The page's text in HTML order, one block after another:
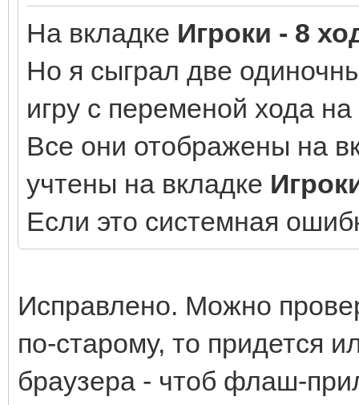
На вкладке Игроки - 8
Но я сыграл две
игру с переменой хода на
Все они отображены на
учтены на вкладке
Если это системная
Исправлено. Можно
по-старому, то придется
браузера - чтоб флаш-